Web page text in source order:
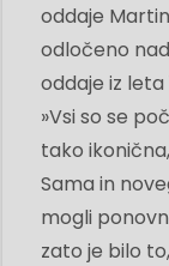
oddaje
odločeno
oddaje iz leta
»Vsi so se
tako
Sama in
mogli
zato je bilo